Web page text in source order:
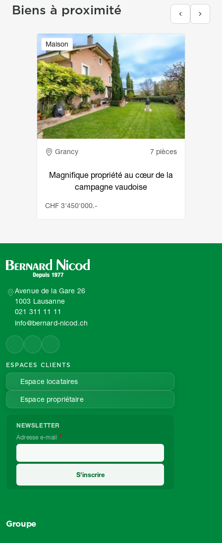
Biens à proximité
Maison
Image
Adresse
Grancy 7 pièces
Magnifique propriété au cœur de la
campagne vaudoise
CHF 3'450'000.-
Avenue de la Gare 26
1003 Lausanne
021 311 11 11
info@bernard-nicod.ch
ESPACES CLIENTS
Espace locataires
Espace propriétaire
NEWSLETTER
Adresse e-mail
Groupe